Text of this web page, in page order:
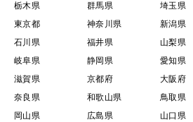
栃木県
群馬県 埼玉県
東京都
神奈川県 新潟県
石川県
福井県 山梨県
岐阜県
静岡県 愛知県
滋賀県
京都府 大阪府
奈良県
和歌山県 鳥取県
岡山県
広島県 山口県